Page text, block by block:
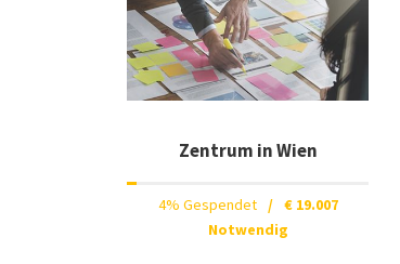
Zentrum in Wien
4% Gespendet / € 19.007
Notwendig